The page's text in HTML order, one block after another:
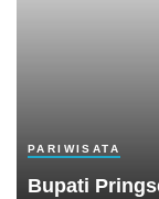
PARIWISATA
Bupati